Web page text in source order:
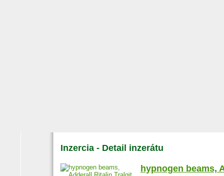
Inzercia - Detail inzerátu
hypnogen beams,